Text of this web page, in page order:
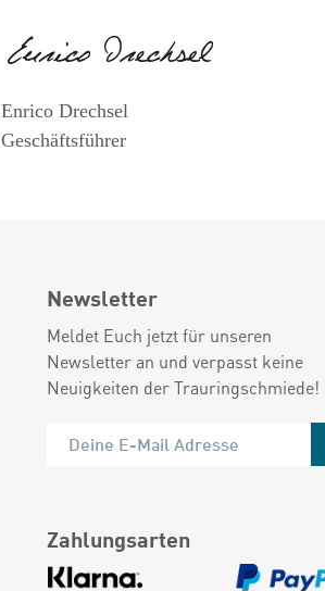
Enrico Drechsel
Geschäftsführer
Newsletter
Meldet Euch jetzt für unseren
Newsletter an und verpasst keine
Neuigkeiten der Trauringschmiede!
Zahlungsarten